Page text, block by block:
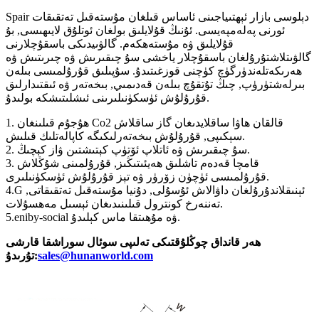
Spair دېلوسى بازار ئېھتىياجىنى ئاساس قىلغان مۇستەقىل تەتقىقات
ئورنى پەلەمپەيسى. ئۇنىڭ قۇلايلىق بولغان ئوتلۇق لايىھىسى, بۇ
قۇلايلىق ۋە مۇستەھكەم. گالۋىيدىكى باسقۇچلارنى
گالۋىتلاشتۇرۇلغان باسقۇچلار ياخشى سۇ چىقىرىش ۋە چىرىتىش ۋە
ھەرىكەتلەندۈرگۈچ كۈچنى قوزغىتىدۇ. سۇپىلىق قۇرۇلمىسى بىلەن
بىرلەشتۈرۈپ, چىڭ تۇتقۇچ بىلەن قەدىمىي, بىخەتەر ۋە ئىقتىدارلىق
قۇرۇلۇش ئۈسكۈنىلىرىنى ئىشلىتىشكە بولىدۇ.
1. ھۇجۇم قىلىنغان Co2 قالقان ھاۋا ساقلايدىغان گاز ساقلاش
سېكىپى, قۇرۇلۇش بىخەتەرلىكىگە كاپالەتلىك قىلىش.
2. سۇ چىقىرىش ۋە ئاتلاپ ئۆتۈپ كېتىشتىن ۋاز كېچىڭ.
3. قامچا قەدەم تاشلىق ھەيئىتىڭىز, قۇرۇلمىنى شۇڭلاش
قۇرۇلمىسى ئۈچۈن زۆرۈر ۋە تېز قۇرۇلۇش ئۈسكۈنىلىرى.
4.G ئېنىقلاندۇرۇلغان داۋالاش ئۇسۇلى, دۇنيا مۇستەقىل تەتقىقاتى,
تەننەرخ كونترول قىلىنىدىغان ئېسىل مەھسۇلات.
5.eniby-social ۋە مۇھىتقا ماس كېلىدۇ.
ھەر قانداق چوڭلۇقتىكى تەلىپى سوئال سوراشقا قارشى
تۇرىدۇ:sales@hunanworld.com